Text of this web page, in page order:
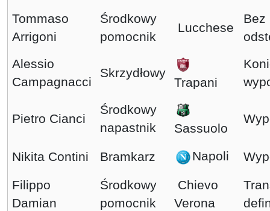
Tommaso
Arrigoni
Środkowy
pomocnik
Lucchese
Bez
Alessio
Campagnacci
Skrzydłowy
Trapani
Pietro Cianci
Środkowy
napastnik
Sassuolo
Nikita Contini Bramkarz Napoli
Filippo
Damian
Środkowy
pomocnik
Chievo
Verona